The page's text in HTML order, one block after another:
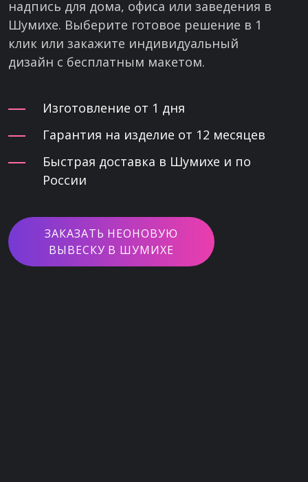
надпись для дома, офиса или заведения в
Шумихе. Выберите готовое решение в 1
клик или закажите индивидуальный
дизайн с бесплатным макетом.
Изготовление от 1 дня
Гарантия на изделие от 12 месяцев
Быстрая доставка в Шумихе и по
России
ЗАКАЗАТЬ НЕОНОВУЮ
ВЫВЕСКУ В ШУМИХЕ